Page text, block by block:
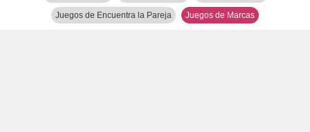
Juegos de Encuentra la Pareja Juegos de Marcas